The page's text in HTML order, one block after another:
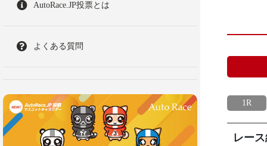
AutoRace.JP投票とは
よくある質問
1R
レー